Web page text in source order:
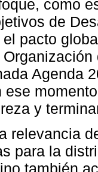
como
de
pacto
Agenda
ese
y
relevancia
para la
también